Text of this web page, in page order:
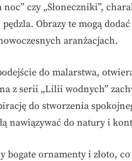
czy „Słoneczniki”,
Obrazy te mogą
aranżacjach.
do malarstwa,
z serii „Lilii wodnych”
do stworzenia
nawiązywać do natury i
ornamenty i złoto, co